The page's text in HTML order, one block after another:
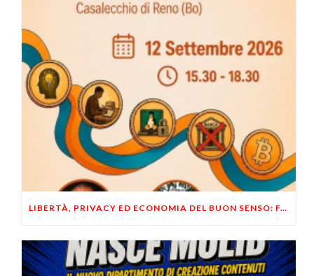
LIBERTÀ, PRIVACY ED ECONOMIA DEL BUON SENSO: FACCO E MUSUMECI A CASALECCHIO DI RENO (BO)